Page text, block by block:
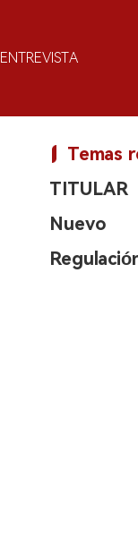
ENTREVISTA
Temas
TITULAR
Nuevo